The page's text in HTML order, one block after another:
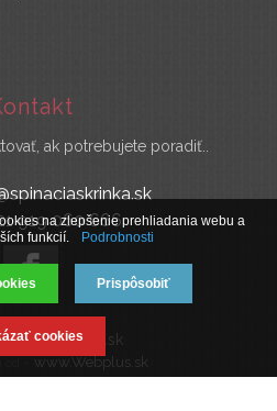
ak potrebujete poradiť..
919 060 666
www.Webplus.sk
na zlepšenie prehliadania webu a
funkcií.
Podrobnosti
Prispôsobiť
cookies